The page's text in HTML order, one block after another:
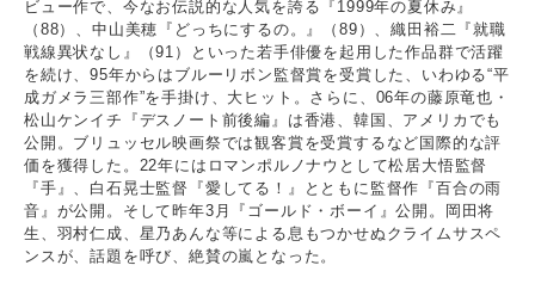
ビュー作で、今なお伝説的な人気を誇る『1999年の夏休み』
（88）、中山美穂『どっちにするの。』（89）、織田裕二『就職
戦線異状なし』（91）といった若手俳優を起用した作品群で活躍
を続け、95年からはブルーリボン監督賞を受賞した、いわゆる“平
成ガメラ三部作”を手掛け、大ヒット。さらに、06年の藤原竜也・
松山ケンイチ『デスノート前後編』は香港、韓国、アメリカでも
公開。ブリュッセル映画祭では観客賞を受賞するなど国際的な評
価を獲得した。22年にはロマンポルノナウとして松居大悟監督
『手』、白石晃士監督『愛してる！』とともに監督作『百合の雨
音』が公開。そして昨年3月『ゴールド・ボーイ』公開。岡田将
生、羽村仁成、星乃あんな等による息もつかせぬクライムサスペ
ンスが、話題を呼び、絶賛の嵐となった。